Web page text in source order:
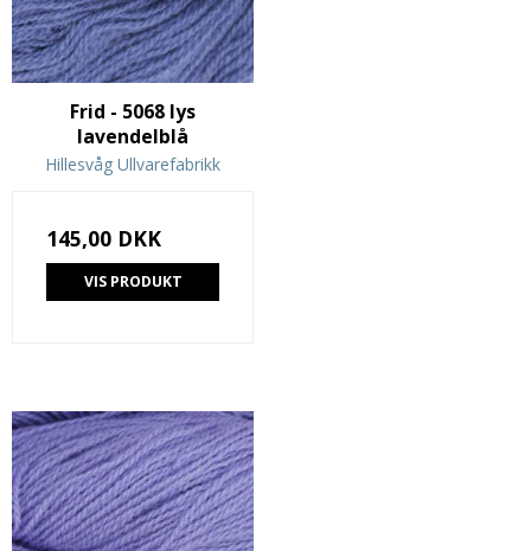
Frid - 5068 lys
lavendelblå
Hillesvåg Ullvarefabrikk
145,00 DKK
VIS PRODUKT